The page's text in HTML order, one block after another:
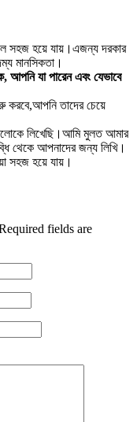
সহজ হয়ে যায়।এজন্য দরকার
মানসিকতা।
আপনি যা পারেন এবং যেভাবে
তাদের চেয়ে
লিখেছি।আমি মুলত আমার
থেকে আপনাদের জন্য লিখি।
সহজ হয়ে যায়।
fields are